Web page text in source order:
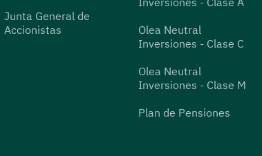
Junta General de
Accionistas
Olea Neutral
Inversiones - Clase C
Olea Neutral
Inversiones - Clase M
Plan de Pensiones